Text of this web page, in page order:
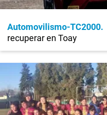
Automovilismo-TC2000
recuperar en Toay